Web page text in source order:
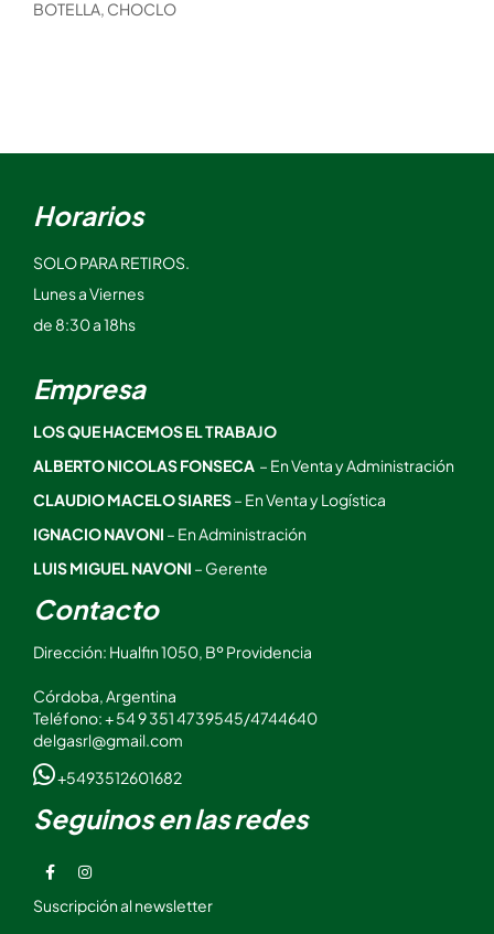
BOTELLA, CHOCLO
Horarios
SOLO PARA RETIROS.
Lunes a Viernes
de 8:30 a 18hs
Empresa
LOS QUE HACEMOS EL TRABAJO
ALBERTO NICOLAS FONSECA – En Venta y Administración
CLAUDIO MACELO SIARES– En Venta y Logística
IGNACIO NAVONI – En Administración
LUIS MIGUEL NAVONI – Gerente
Contacto
Dirección: Hualfin 1050, Bº Providencia
Córdoba, Argentina
Teléfono: + 54 9 351 4739545/4744640
delgasrl@gmail.com
+5493512601682
Seguinos en las redes
Suscripción al newsletter